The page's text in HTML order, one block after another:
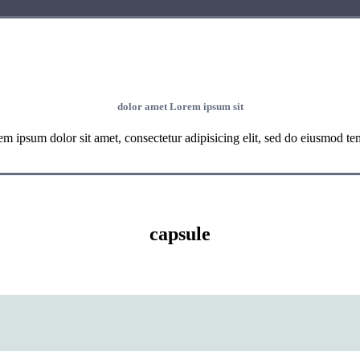
dolor amet Lorem ipsum sit
ipsum dolor sit amet, consectetur adipisicing elit, sed do eiusmod
capsule